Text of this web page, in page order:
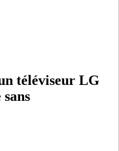
téléviseur LG